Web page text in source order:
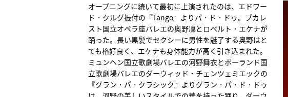
オープニングに続いて最初に上演されたのは、エドワー
ド・クルグ振付の『Tango』よりパ・ド・ドゥ。ブカレ
スト国立オペラ座バレエの奥野凜とロベルト・エケナが
踊った。長い黒髪でセクシーに男性を魅了する奥野はと
ても格好良く、エケナも身体能力が高く引き込まれた。
ミュンヘン国立歌劇場バレエの河野舞衣とポーランド国
立歌劇場バレエのダーウィッド・チェンツェミエックの
『グラン・パ・クラシック』よりグラン・パ・ド・ドゥ